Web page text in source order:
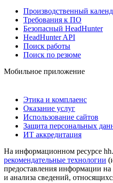
Производственный
Требования к ПО
Безопасный HeadHunter
HeadHunter API
Поиск работы
Поиск по резюме
Мобильное приложение
Этика и комплаенс
Оказание услуг
Использование сайтов
Защита персональных
ИТ аккредитация
На информационном ресурсе
рекомендательные технологии
предоставления информации на
и анализа сведений,